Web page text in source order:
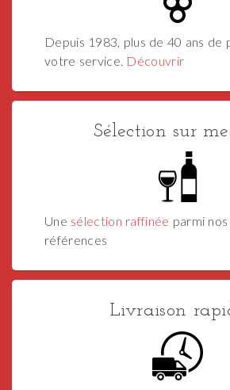
Depuis 1983, plus de 40 ans de
votre service. Découvrir
Sélection sur
Une sélection raffinée parmi
références
Livraison